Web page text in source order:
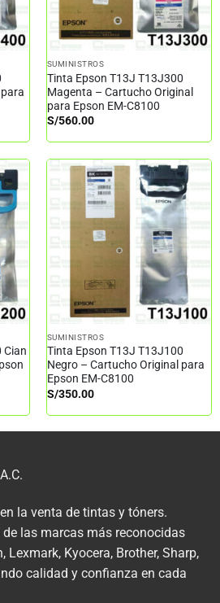
SUMINISTROS
Tinta Epson T13J T13J300
Magenta – Cartucho Original
para Epson EM-C8100
S/560.00
Cian
SUMINISTROS
Tinta Epson T13J T13J100
Negro – Cartucho Original para
Epson EM-C8100
S/350.00
la venta de tintas y tóners.
las marcas más reconocidas
Lexmark, Kyocera, Brother, Sharp,
calidad y confianza en cada